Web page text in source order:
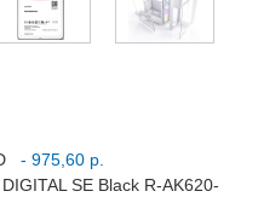
- 975,60 р.
SE Black R-AK620-